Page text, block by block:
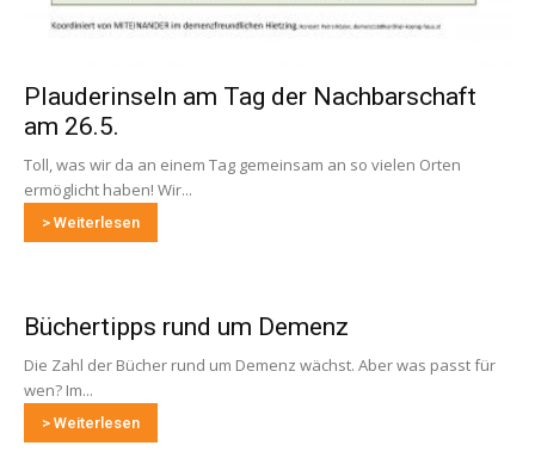
Plauderinseln am Tag der Nachbarschaft
am 26.5.
Toll, was wir da an einem Tag gemeinsam an so vielen Orten
ermöglicht haben! Wir...
> Weiterlesen
Büchertipps rund um Demenz
Die Zahl der Bücher rund um Demenz wächst. Aber was passt für
wen? Im...
> Weiterlesen